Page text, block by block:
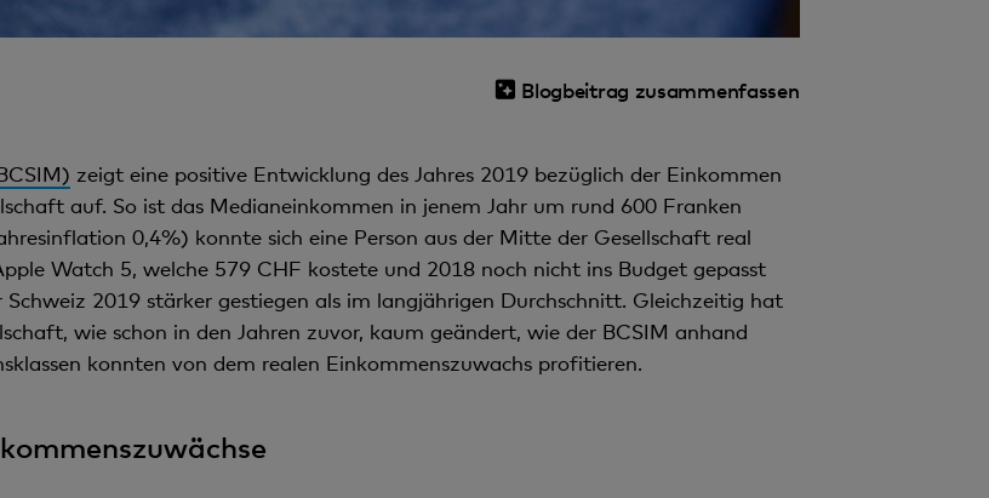
Blogbeitrag zusammenfassen
zeigt eine positive Entwicklung des Jahres 2019 bezüglich der Einkommen
auf. So ist das Medianeinkommen in jenem Jahr um rund 600 Franken
0,4%) konnte sich eine Person aus der Mitte der Gesellschaft real
Watch 5, welche 579 CHF kostete und 2018 noch nicht ins Budget gepasst
2019 stärker gestiegen als im langjährigen Durchschnitt. Gleichzeitig hat
wie schon in den Jahren zuvor, kaum geändert, wie der BCSIM anhand
konnten von dem realen Einkommenszuwachs profitieren.